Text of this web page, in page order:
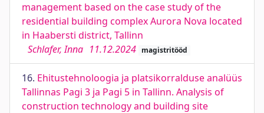
management based on the case study of the
residential building complex Aurora Nova located
in Haabersti district, Tallinn
Schlafer, Inna 11.12.2024 magistritööd
16. Ehitustehnoloogia ja platsikorralduse analüüs
Tallinnas Pagi 3 ja Pagi 5 in Tallinn. Analysis of
construction technology and building site